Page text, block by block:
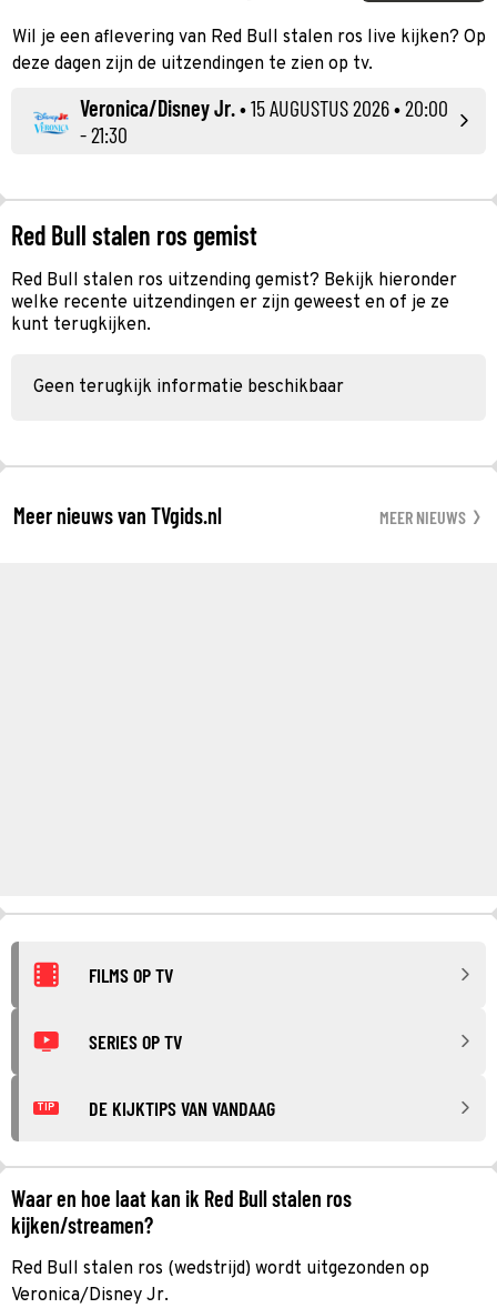
Wil je een aflevering van Red Bull stalen ros live kijken? Op
deze dagen zijn de uitzendingen te zien op tv.
Veronica/Disney Jr.•15 AUGUSTUS 2026• 20:00
- 21:30
Red Bull stalen ros gemist
Red Bull stalen ros uitzending gemist? Bekijk hieronder
welke recente uitzendingen er zijn geweest en of je ze
kunt terugkijken.
Geen terugkijk informatie beschikbaar
Meer nieuws van TVgids.nl MEER NIEUWS
FILMS OP TV
SERIES OP TV
TIP DE KIJKTIPS VAN VANDAAG
Waar en hoe laat kan ik Red Bull stalen ros
kijken/streamen?
Red Bull stalen ros (wedstrijd) wordt uitgezonden op
Veronica/Disney Jr.